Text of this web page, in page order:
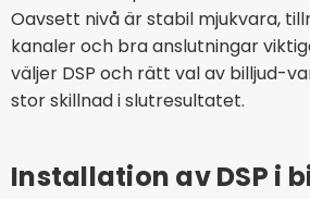
Oavsett nivå är stabil mjukvara,
kanaler och bra anslutningar
väljer DSP och rätt val av billjud-
stor skillnad i slutresultatet.
Installation av DSP i